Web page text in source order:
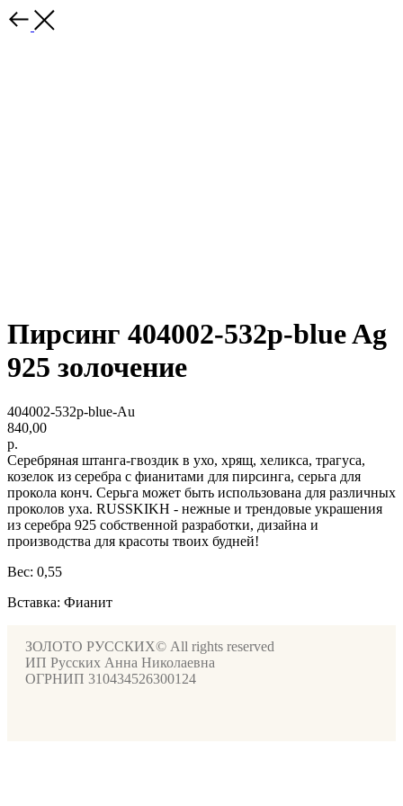
Пирсинг 404002-532p-blue Ag
925 золочение
404002-532p-blue-Au
840,00
р.
Серебряная штанга-гвоздик в ухо, хрящ, хеликса, трагуса,
козелок из серебра с фианитами для пирсинга, серьга для
прокола конч. Серьга может быть использована для различных
проколов уха. RUSSKIKH - нежные и трендовые украшения
из серебра 925 собственной разработки, дизайна и
производства для красоты твоих будней!
Вес: 0,55
Вставка: Фианит
ЗОЛОТО РУССКИХ© All rights reserved
ИП Русских Анна Николаевна
ОГРНИП 310434526300124